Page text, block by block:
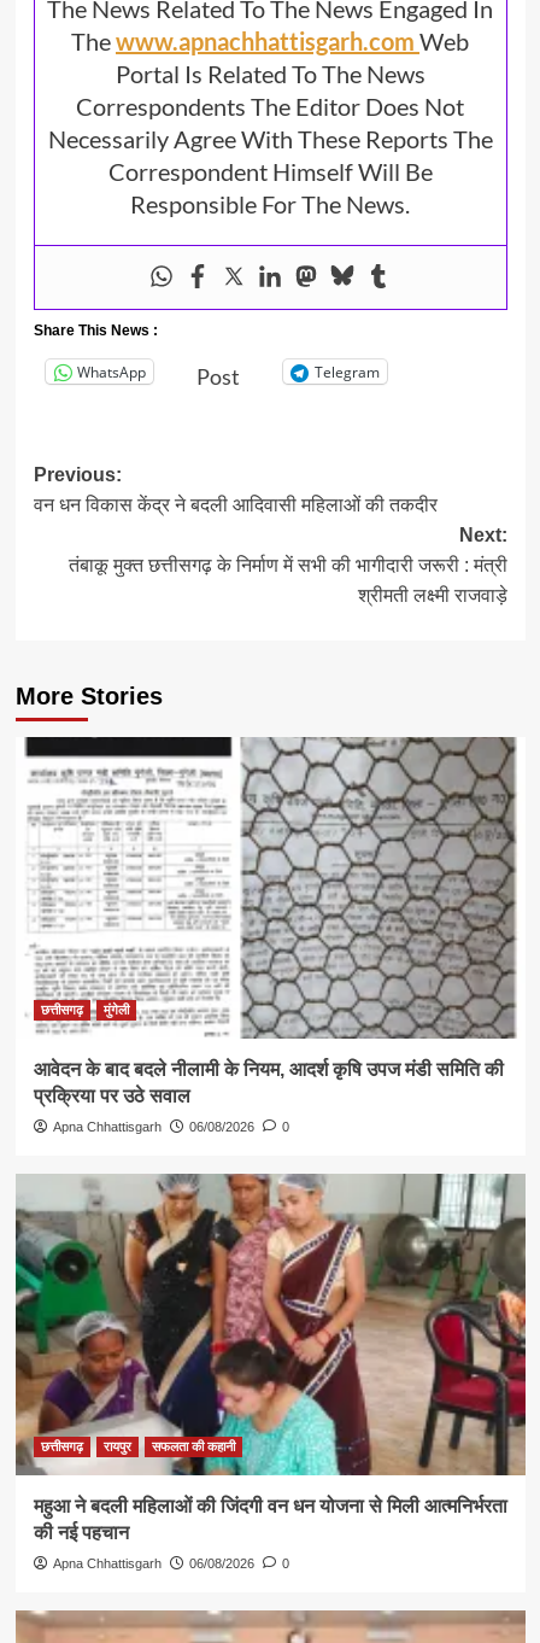
The News Related To The News Engaged In
Thewww.apnachhattisgarh.com Web
Portal Is Related To The News
Correspondents The Editor Does Not
Necessarily Agree With These Reports The
Correspondent Himself Will Be
Responsible For The News.
Share This News :
WhatsApp Post Telegram
Post
navigation
Previous:
वन धन विकास केंद्र ने बदली आदिवासी महिलाओं की तकदीर
Next:
तंबाकू मुक्त छत्तीसगढ़ के निर्माण में सभी की भागीदारी जरूरी : मंत्री
श्रीमती लक्ष्मी राजवाड़े
More Stories
छत्तीसगढ़ मुंगेली
आवेदन के बाद बदले नीलामी के नियम, आदर्श कृषि उपज मंडी समिति की
प्रक्रिया पर उठे सवाल
Apna Chhattisgarh 06/08/2026 0
छत्तीसगढ़ रायपुर सफलता की कहानी
महुआ ने बदली महिलाओं की जिंदगी वन धन योजना से मिली आत्मनिर्भरता
की नई पहचान
Apna Chhattisgarh 06/08/2026 0